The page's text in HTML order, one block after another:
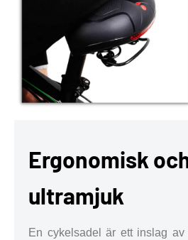
Ergonomisk
ultramjuk
En cykelsadel är ett inslag av